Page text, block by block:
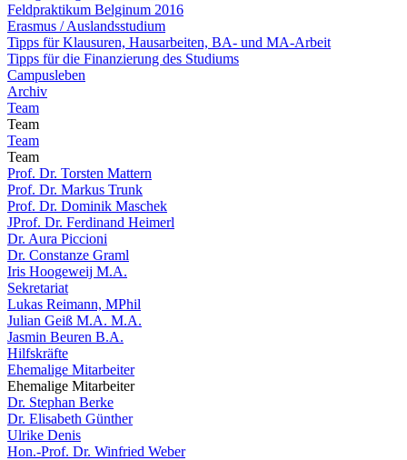
Feldpraktikum Belginum 2016
Erasmus / Auslandsstudium
Tipps für Klausuren, Hausarbeiten, BA- und MA-Arbeit
Tipps für die Finanzierung des Studiums
Campusleben
Archiv
Team
Team
Team
Team
Prof. Dr. Torsten Mattern
Prof. Dr. Markus Trunk
Prof. Dr. Dominik Maschek
JProf. Dr. Ferdinand Heimerl
Dr. Aura Piccioni
Dr. Constanze Graml
Iris Hoogeweij M.A.
Sekretariat
Lukas Reimann, MPhil
Julian Geiß M.A. M.A.
Jasmin Beuren B.A.
Hilfskräfte
Ehemalige Mitarbeiter
Ehemalige Mitarbeiter
Dr. Stephan Berke
Dr. Elisabeth Günther
Ulrike Denis
Hon.-Prof. Dr. Winfried Weber